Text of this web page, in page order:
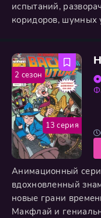
испытаний,
коридоров, шумных
бороться с
язык с самыми
эксцентричными —
она
Анимационный
вдохновленный
новые грани
Макфлай и
13 серия
2 сезон